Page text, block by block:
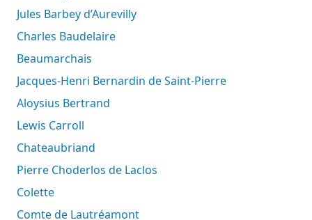
Jules Barbey d’Aurevilly
Charles Baudelaire
Beaumarchais
Jacques-Henri Bernardin de Saint-Pierre
Aloysius Bertrand
Lewis Carroll
Chateaubriand
Pierre Choderlos de Laclos
Colette
Comte de Lautréamont